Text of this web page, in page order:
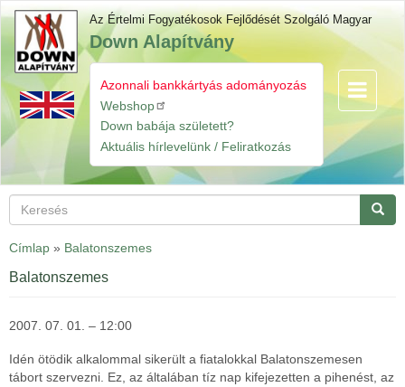
Ugrás
tartalomra
Az Értelmi Fogyatékosok Fejlődését Szolgáló Magyar
Down Alapítvány
Gyorslinkek
Azonnali bankkártyás adományozás
Webshop
Down babája született?
Aktuális hírlevelünk / Feliratkozás
Navigáció
Keresés
Címlap » Balatonszemes
Balatonszemes
2007. 07. 01. – 12:00
Idén ötödik alkalommal sikerült a fiatalokkal Balatonszemesen
tábort szervezni. Ez, az általában tíz nap kifejezetten a pihenést, az